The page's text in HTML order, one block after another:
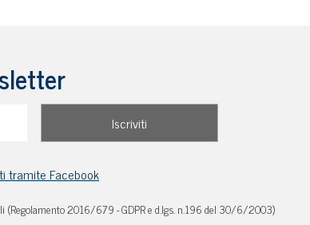
(Regolamento 2016/679 - GDPR e d.lgs. n.196 del 30/6/2003)